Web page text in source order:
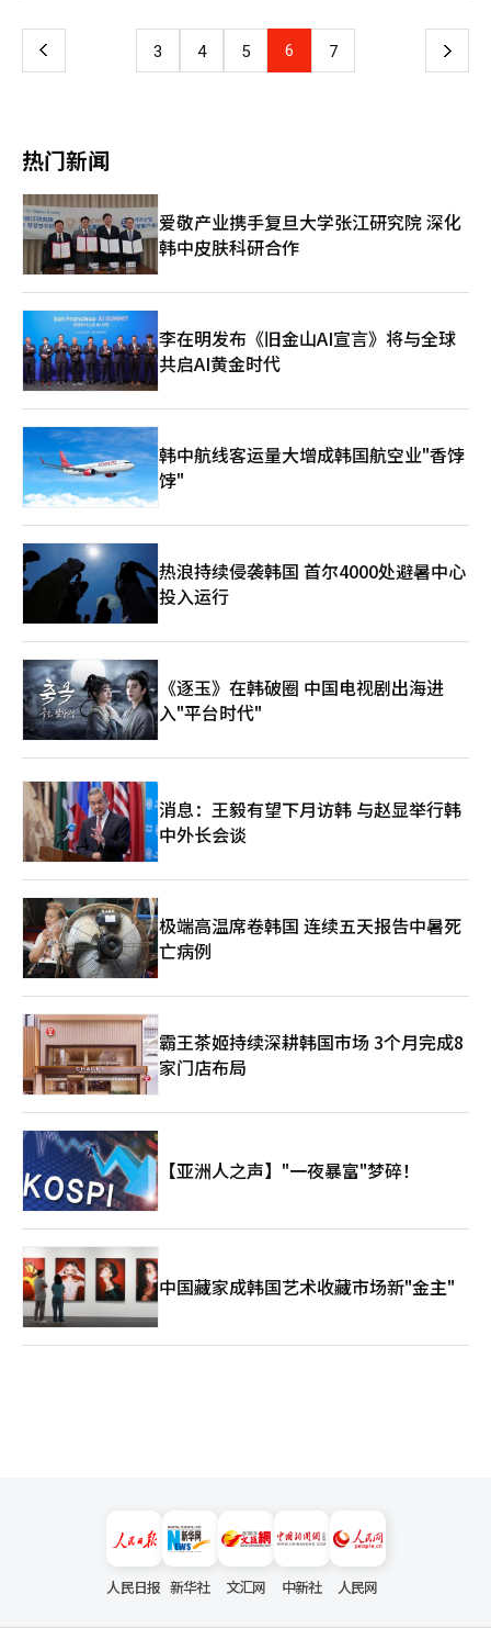
元的阻力能否被‘Agentic AI’的创新性所克服，全球移动市场的
目光聚焦于此。※ 本报道经人工智能（AI）系统翻译与编辑。
数环比上涨0.4%，农林水产品（3.2%）和工业制品（0.5%）是带
动指数上涨的主要因素。
意图，提供高度个性化的智能功能体验。 与此同时，英伟达
（NVIDIA）抢先公开接替Grace Blackwell（GB）的下一代超级
显示领域对日韩品牌的代际领先优势。TCL将以2453平方米展位
的中国企业，也是首个占据核心展区的中国展商。通过TCL实业与
TCL科技两个产业集团，TCL将围绕“屏宇宙”与“AI生活”两大
主线，系统展示其在显示科技与人工智能融合领域的创新成果。
此外，大韩商工会议所近日表示，将于当地时间6日向CES 2026派
遣官方参观团。该参观团计划在现场考察人工智能、出行、机器
人、医疗健康等全球前沿技术趋势，并据此探索支持韩国企业应对
未来产业变化及拓展全球市场的战略。 在CES行程结束后，参观团
还将前往硅谷，访问英伟达、苹果、谷歌、Meta等全球大型科技
企业，实地了解尖端技术产业发展情况。
计占韩国股票赠送总量的十分之一以上。 分析认为，在今年美国
科技股走强的带动下，韩国半导体板块股价持续走高。相比其他半
率（PBR）为1.5倍，较竞争对手平均低44%，在全球DRAM厂商
中估值最低，预计未来股价上涨潜力最大。” 海外股票方面，受
人工智能（AI）热潮推动，美国科技股在赠送榜单中占据主导地
位，其中特斯拉最受青睐。数据显示，韩国个人投资者赠送最多的
海外股票为特斯拉，占海外股票赠送总交易量的10%。英伟达排名
第二，占比约9%。其后依次为Palantir（5%）、Alphabet Class
A（3.8%）、苹果（3.5%）、IonQ（2.8%）等。 此外，基于特
斯拉股票的交易型开放式指数基金（ETF）——Direxion Daily
TSLA Bull 2X Shares（TSLL）与YieldMax TSLA Option Income
Strategy（TSLY），也双双跻身赠送交易量前十。 “股票赠送服
务”是指通过证券公司的HTS（Home trading system）或
MTS（Mobile trading system）向他人赠送股票的服务。投资者
只需选择所持股票，并输入收礼人的姓名及手机号码，即可赠送。
上 3 4 5 6 7 下
热门新闻
爱敬产业携手复旦大学张江研究院 深化
韩中皮肤科研合作
李在明发布《旧金山AI宣言》将与全球
共启AI黄金时代
韩中航线客运量大增成韩国航空业"香饽
饽"
热浪持续侵袭韩国 首尔4000处避暑中心
投入运行
《逐玉》在韩破圈 中国电视剧出海进
入"平台时代"
消息：王毅有望下月访韩 与赵显举行韩
中外长会谈
极端高温席卷韩国 连续五天报告中暑死
亡病例
霸王茶姬持续深耕韩国市场 3个月完成8
家门店布局
【亚洲人之声】"一夜暴富"梦碎！
中国藏家成韩国艺术收藏市场新"金主"
人民日报 新华社 文汇网 中新社 人民网